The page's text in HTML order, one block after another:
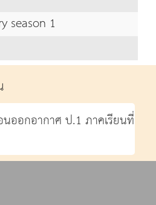
season 1
นออกอากาศ ป.1 ภาคเรียนที่